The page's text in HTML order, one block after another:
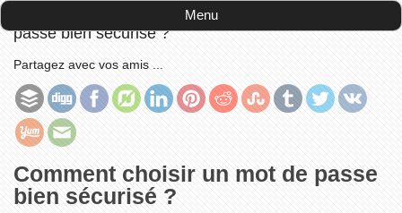
Comment choisir un mot de
passe bien sécurisé ?
Partagez avec vos amis ...
Comment choisir un mot de passe
bien sécurisé ?
Menu